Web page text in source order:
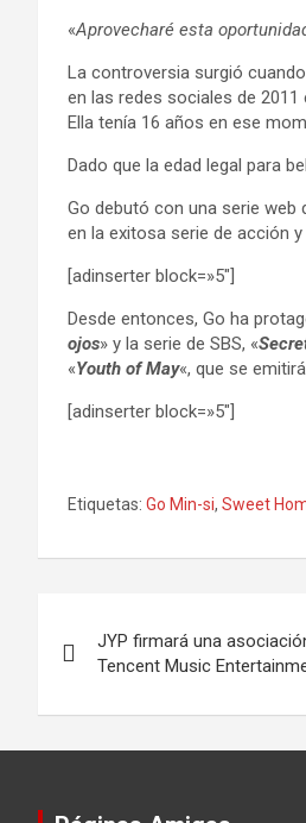
«Aprovecharé esta
La controversia surgió
en las redes sociales de
Ella tenía 16 años en ese
Dado que la edad legal para
Go debutó con una serie
en la exitosa serie de acción
[adinserter block=»5″]
Desde entonces, Go ha
ojos» y la serie de SBS, «
«Youth of May«, que se
[adinserter block=»5″]
Etiquetas: Go Min-si, Sweet
de
entradas
JYP firmará una
Tencent Music